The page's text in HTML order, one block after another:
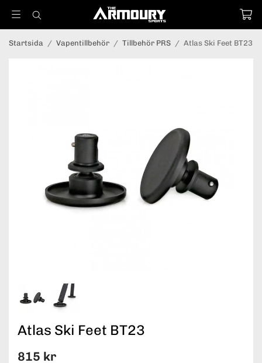
Startsida / Vapentillbehör / Tillbehör PRS / Atlas Ski Feet BT23
Atlas Ski Feet BT23
815 kr